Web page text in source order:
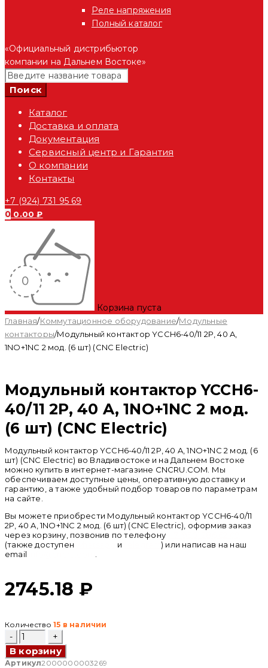
Реле напряжения
Полный каталог
«Официальный дистрибьютор
компании на Дальнем Востоке»
Каталог
Доставка и оплата
Документация
Сервисный центр и Гарантия
О компании
Контакты
+7 (924) 731 95 69
0 0.00₽
Корзина пуста
Главная/Коммутационное оборудование/Модульные
контакторы/Модульный контактор YCCH6-40/11 2P, 40 A,
1NO+1NC 2 мод. (6 шт) (CNC Electric)
Модульный контактор YCCH6-
40/11 2P, 40 A, 1NO+1NC 2 мод.
(6 шт) (CNC Electric)
Модульный контактор YCCH6-40/11 2P, 40 A, 1NO+1NC 2 мод. (6
шт) (CNC Electric) во Владивостоке и на Дальнем Востоке
можно купить в интернет-магазине CNCRU.COM. Мы
обеспечиваем доступные цены, оперативную доставку и
гарантию, а также удобный подбор товаров по параметрам
на сайте.
Вы можете приобрести Модульный контактор YCCH6-40/11
2P, 40 A, 1NO+1NC 2 мод. (6 шт) (CNC Electric), оформив заказ
через корзину, позвонив по телефону
(также доступен
и telegram) или написав на наш
email
2745.18 ₽
Количество 15 в наличии
Количество
товара
Модульный
контактор
В корзину
Артикул2000000003269